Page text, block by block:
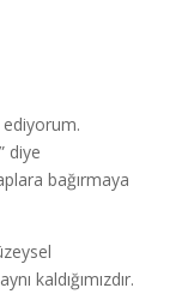
diye
bağırmaya
kaldığımızdır.